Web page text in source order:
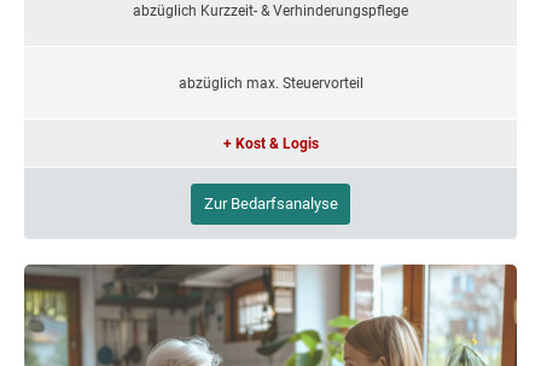
abzüglich Kurzzeit- & Verhinderungspflege
abzüglich max. Steuervorteil
+ Kost & Logis
Zur Bedarfsanalyse